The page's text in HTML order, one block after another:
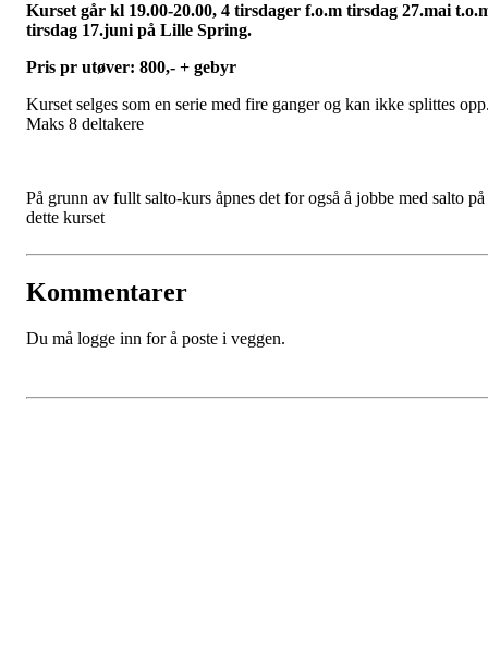
Kurset går kl 19.00-20.00, 4 tirsdager f.o.m tirsdag 27.mai
tirsdag 17.juni på Lille Spring.
Pris pr utøver: 800,- + gebyr
Kurset selges som en serie med fire ganger og kan ikke splittes
Maks 8 deltakere
På grunn av fullt salto-kurs åpnes det for også å jobbe med salto på
dette kurset
Kommentarer
Du må logge inn for å poste i veggen.